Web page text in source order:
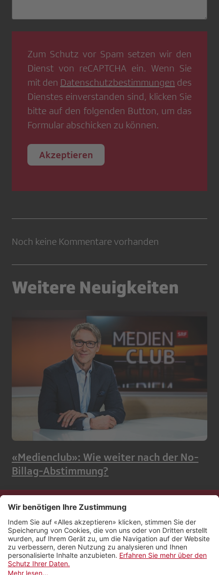
Zum Schutz vor Spam setzen wir den
Dienst von reCAPTCHA ein. Wenn Sie
mit den Datenschutzbestimmungen des
Dienstes einverstanden sind, klicken Sie
bitte auf den folgenden Button, um das
Formular abschicken zu können.
Akzeptieren
Noch keine Kommentare vorhanden
Weitere Neuigkeiten
«Medienclub»: Wie weiter nach der No-
Billag-Abstimmung?
Kontakt
Impressum
Rechtliches
Netiquette